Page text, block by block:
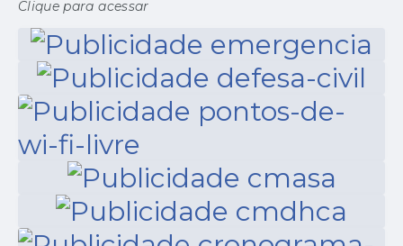
Clique para acessar